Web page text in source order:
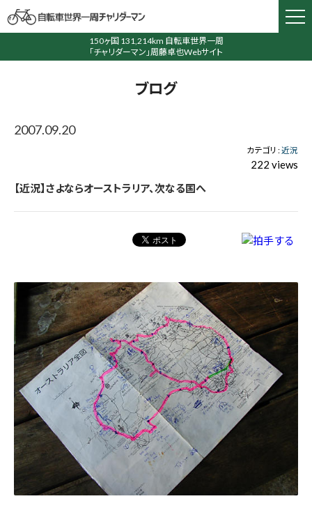
150ヶ国 131,214km 自転車世界一周
「チャリダーマン」周藤卓也Webサイト
ブログ
2007.09.20
カテゴリ :近況
222 views
【近況】さよならオーストラリア、次なる国へ